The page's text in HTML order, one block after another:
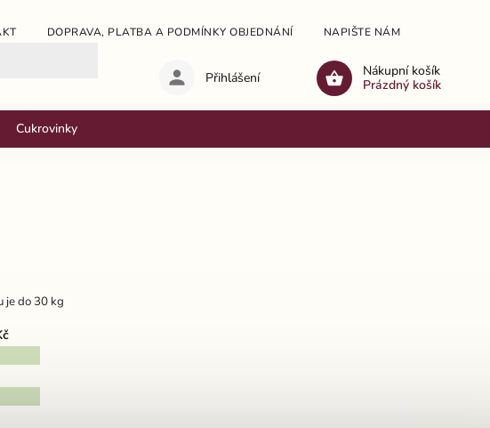
DOPRAVA, PLATBA A PODMÍNKY OBJEDNÁNÍ NAPIŠTE NÁM
Nákupní košík
Prázdný košík
Přihlášení
Cukrovinky
je do 30 kg